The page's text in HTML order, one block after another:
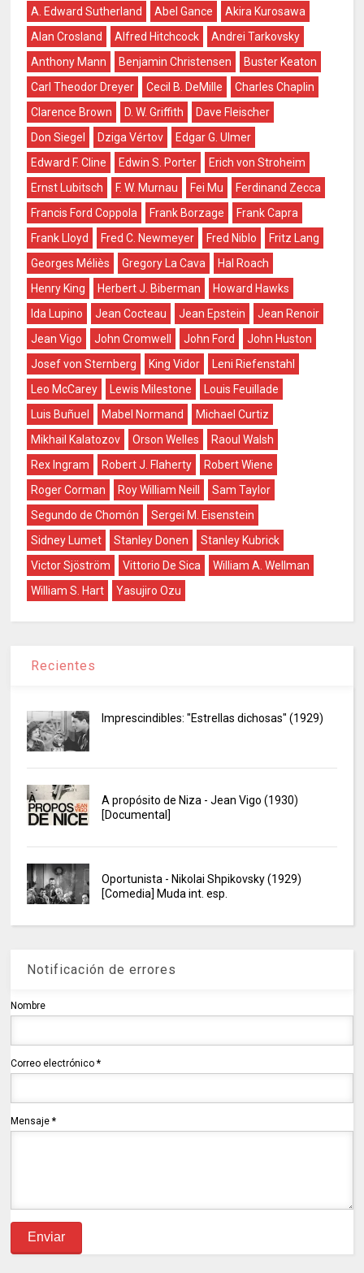
A. Edward Sutherland Abel Gance
Akira Kurosawa
Alan Crosland
Alfred Hitchcock
Andrei Tarkovsky
Anthony Mann
Benjamin Christensen
Buster Keaton
Carl Theodor Dreyer
Cecil B. DeMille
Charles Chaplin
Clarence Brown
D. W. Griffith
Dave Fleischer
Don Siegel
Dziga Vértov
Edgar G. Ulmer
Edward F. Cline
Edwin S. Porter
Erich von Stroheim
Ernst Lubitsch
F. W. Murnau Fei Mu
Ferdinand Zecca
Francis Ford Coppola
Frank Borzage
Frank Capra
Frank Lloyd
Fred C. Newmeyer Fred Niblo
Fritz Lang
Georges Méliès
Gregory La Cava
Hal Roach
Henry King
Herbert J. Biberman
Howard Hawks
Ida Lupino
Jean Cocteau Jean Epstein
Jean Renoir
Jean Vigo
John Cromwell John Ford
John Huston
Josef von Sternberg
King Vidor
Leni Riefenstahl
Leo McCarey
Lewis Milestone
Louis Feuillade
Luis Buñuel
Mabel Normand
Michael Curtiz
Mikhail Kalatozov
Orson Welles
Raoul Walsh
Rex Ingram
Robert J. Flaherty
Robert Wiene
Roger Corman
Roy William Neill
Sam Taylor
Segundo de Chomón
Sergei M. Eisenstein
Sidney Lumet
Stanley Donen
Stanley Kubrick
Victor Sjöström
Vittorio De Sica
William A. Wellman
William S. Hart
Yasujiro Ozu
Recientes
Imprescindibles: "Estrellas dichosas" (1929)
A propósito de Niza - Jean Vigo (1930)
[Documental]
Oportunista - Nikolai Shpikovsky (1929)
[Comedia] Muda int. esp.
Notificación de errores
Nombre
Correo electrónico*
Mensaje*